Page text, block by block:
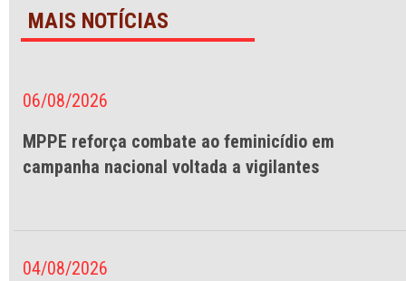
MAIS NOTÍCIAS
06/08/2026
MPPE reforça combate ao feminicídio em
campanha nacional voltada a vigilantes
04/08/2026